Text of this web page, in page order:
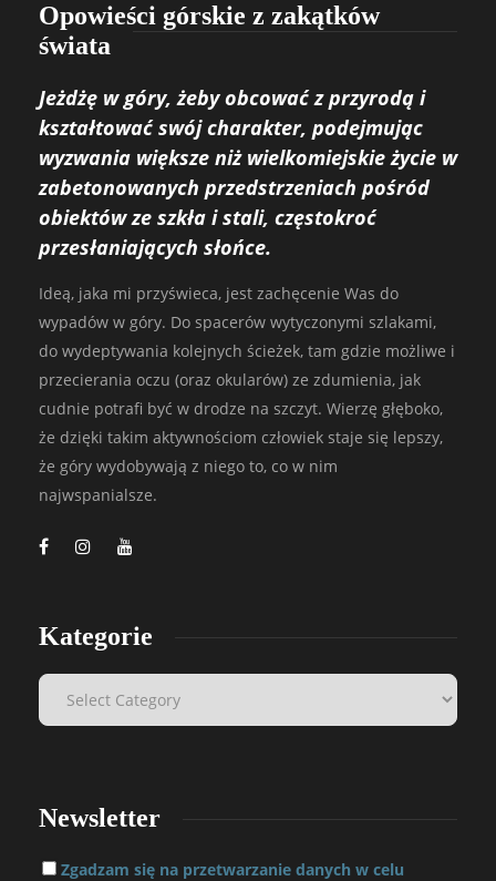
Opowieści górskie z zakątków
świata
Jeżdżę w góry, żeby obcować z przyrodą i
kształtować swój charakter, podejmując
wyzwania większe niż wielkomiejskie życie w
zabetonowanych przedstrzeniach pośród
obiektów ze szkła i stali, częstokroć
przesłaniających słońce.
Ideą, jaka mi przyświeca, jest zachęcenie Was do
wypadów w góry. Do spacerów wytyczonymi szlakami,
do wydeptywania kolejnych ścieżek, tam gdzie możliwe i
przecierania oczu (oraz okularów) ze zdumienia, jak
cudnie potrafi być w drodze na szczyt. Wierzę głęboko,
że dzięki takim aktywnościom człowiek staje się lepszy,
że góry wydobywają z niego to, co w nim
najwspanialsze.
Kategorie
Newsletter
Zgadzam się na przetwarzanie danych w celu